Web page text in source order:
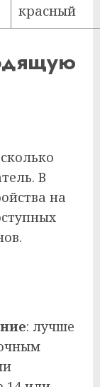
красный
В
на
: лучше